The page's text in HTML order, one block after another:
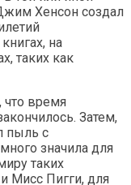
Хенсон создал
на
таких как
что время
Затем,
пыль с
значила для
таких
Мисс Пигги, для